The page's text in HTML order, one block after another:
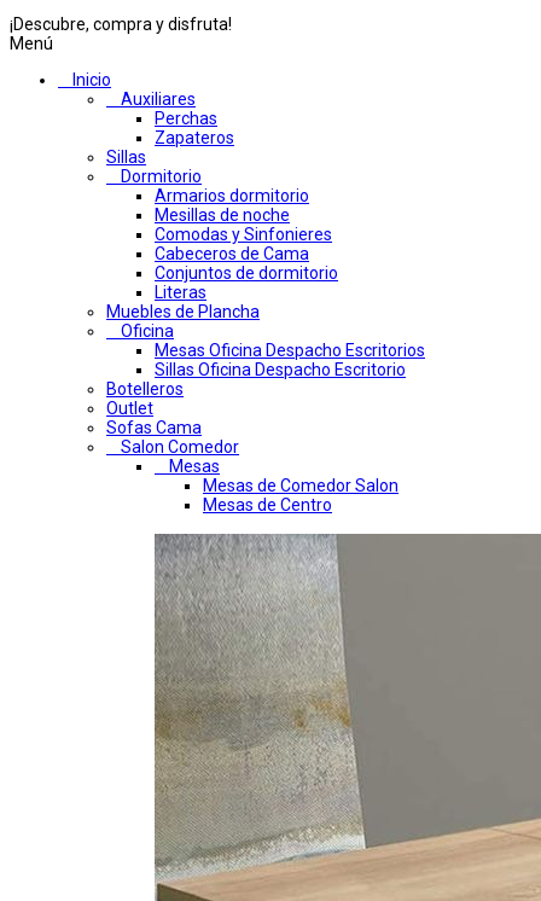
¡Descubre, compra y disfruta!
Menú
Inicio
Auxiliares
Perchas
Zapateros
Sillas
Dormitorio
Armarios dormitorio
Mesillas de noche
Comodas y Sinfonieres
Cabeceros de Cama
Conjuntos de dormitorio
Literas
Muebles de Plancha
Oficina
Mesas Oficina Despacho Escritorios
Sillas Oficina Despacho Escritorio
Botelleros
Outlet
Sofas Cama
Salon Comedor
Mesas
Mesas de Comedor Salon
Mesas de Centro